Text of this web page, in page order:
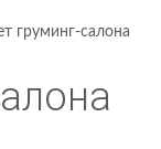
груминг-салона